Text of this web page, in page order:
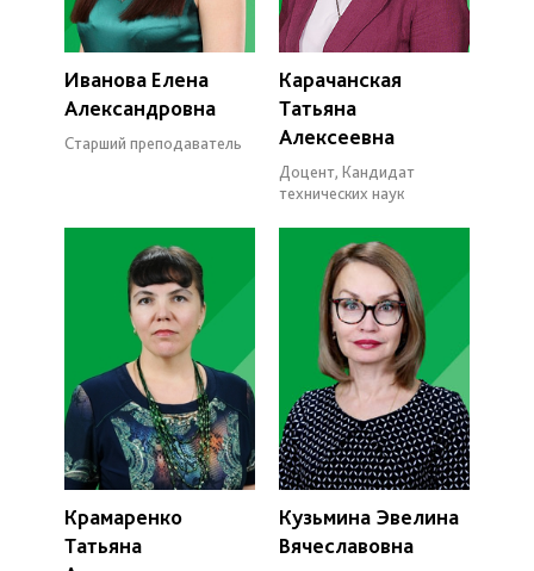
Иванова Елена
Александровна
Старший преподаватель
Карачанская
Татьяна
Алексеевна
Доцент, Кандидат
технических наук
Крамаренко
Татьяна
Кузьмина Эвелина
Вячеславовна